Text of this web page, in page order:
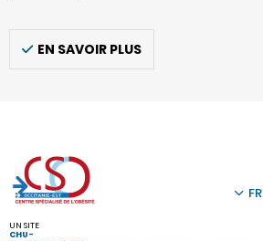
EN SAVOIR PLUS
UN SITE
CHU-
FR